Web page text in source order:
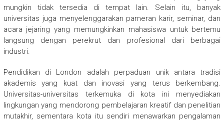
mungkin tidak tersedia di tempat lain. Selain itu, banyak
universitas juga menyelenggarakan pameran karir, seminar, dan
acara jejaring yang memungkinkan mahasiswa untuk bertemu
langsung dengan perekrut dan profesional dari berbagai
industri.
Pendidikan di London adalah perpaduan unik antara tradisi
akademis yang kuat dan inovasi yang terus berkembang.
Universitas-universitas terkemuka di kota ini menyediakan
lingkungan yang mendorong pembelajaran kreatif dan penelitian
mutakhir, sementara kota itu sendiri menawarkan pengalaman